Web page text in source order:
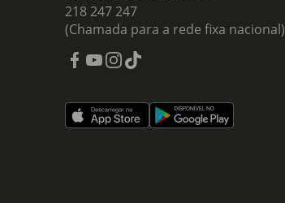
218 247 247
(Chamada para a rede fixa nacional)